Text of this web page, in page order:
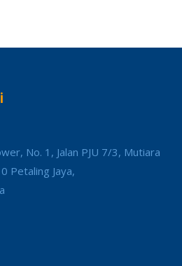
No. 1, Jalan PJU 7/3, Mutiara
Petaling Jaya,